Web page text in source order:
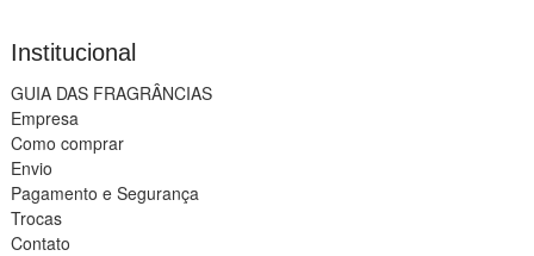
Institucional
GUIA DAS FRAGRÂNCIAS
Empresa
Como comprar
Envio
Pagamento e Segurança
Trocas
Contato